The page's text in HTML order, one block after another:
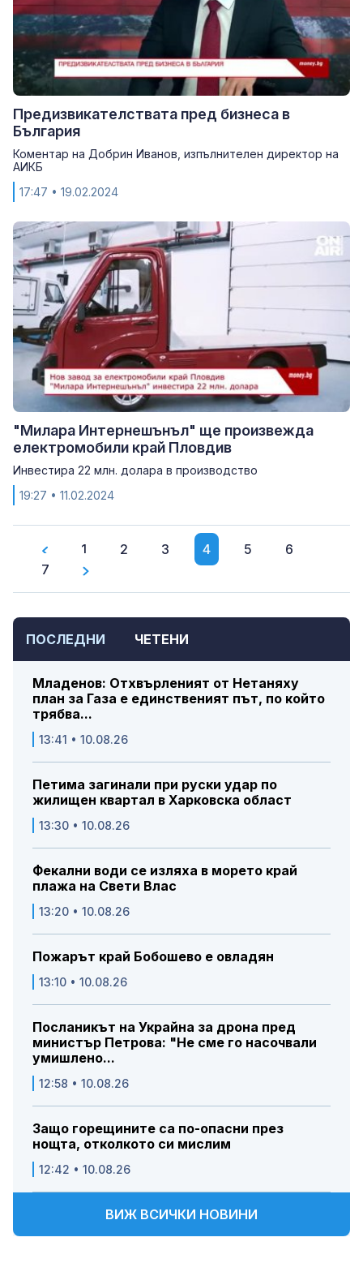
Предизвикателствата пред бизнеса в
България
Коментар на Добрин Иванов, изпълнителен директор на
АИКБ
17:47 • 19.02.2024
"Милара Интернешънъл" ще произвежда
електромобили край Пловдив
Инвестира 22 млн. долара в производство
19:27 • 11.02.2024
1 2 3 4 5
6
7
ПОСЛЕДНИ ЧЕТЕНИ
Младенов: Отхвърленият от Нетаняху
план за Газа е единственият път, по който
трябва...
13:41 • 10.08.26
Петима загинали при руски удар по
жилищен квартал в Харковска област
13:30 • 10.08.26
Фекални води се изляха в морето край
плажа на Свети Влас
13:20 • 10.08.26
Пожарът край Бобошево е овладян
13:10 • 10.08.26
Посланикът на Украйна за дрона пред
министър Петрова: "Не сме го насочвали
умишлено...
12:58 • 10.08.26
Защо горещините са по-опасни през
нощта, отколкото си мислим
12:42 • 10.08.26
ВИЖ ВСИЧКИ НОВИНИ